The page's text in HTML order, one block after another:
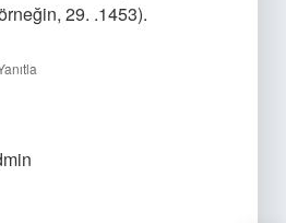
29. .1453).